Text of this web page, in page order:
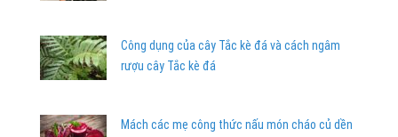
Công dụng của cây Tắc kè đá và cách ngâm
rượu cây Tắc kè đá
Mách các mẹ công thức nấu món cháo củ dền